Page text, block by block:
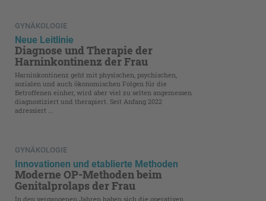
GYNÄKOLOGIE
Neue Leitlinie
Diagnose und Therapie der
Harninkontinenz der Frau
Harninkontinenz geht mit physischen, psychischen,
sozialen und auch ökonomischen Folgen für die
Betroffenen einher, wird aber viel zu selten angemessen
diagnostiziert und therapiert. Seit Anfang 2022
adressiert ...
GYNÄKOLOGIE
Innovationen und etablierte Methoden
Moderne OP-Methoden beim
Genitalprolaps der Frau
In den vergangenen Jahren haben sich die operativen